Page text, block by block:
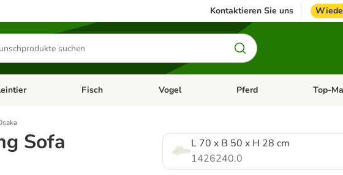
Kontaktieren Sie uns
Menü öffnen: Hundefutter & Zubehör
Kategorie-Menü öffnen: Kleintier
Fisch Kategorie-Menü öffnen: Fisch
Vogel Kategorie-Menü öffnen: Vogel
Pferd Top-
Sofa
L 70 x B 50 x H 28 cm
1426240.0